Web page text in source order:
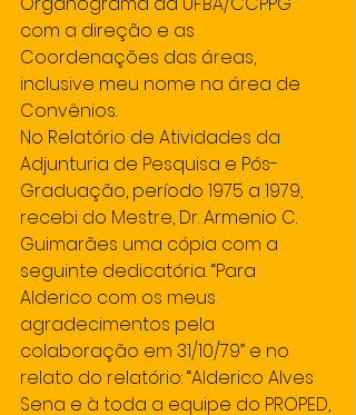
com a direção e as
Coordenações das áreas,
inclusive meu nome na área de
Convênios.
No Relatório de Atividades da
Adjunturia de Pesquisa e Pós-
Graduação, período 1975 a 1979,
recebi do Mestre, Dr. Armenio C.
Guimarães uma cópia com a
seguinte dedicatória. “Para
Alderico com os meus
agradecimentos pela
colaboração em 31/10/79” e no
relato do relatório: “Alderico Alves
Sena e à toda a equipe do PROPED,